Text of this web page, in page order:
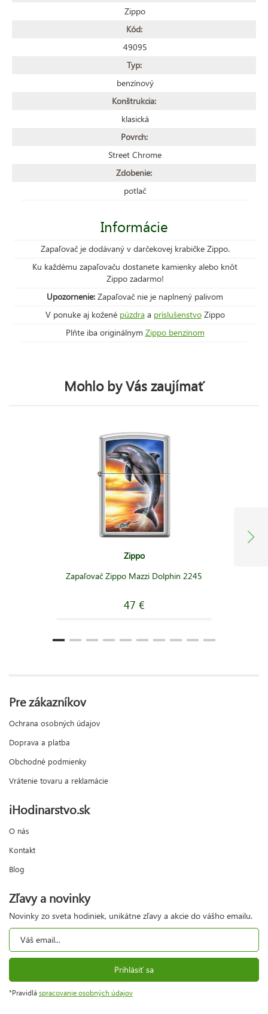
Zippo
Kód:
49095
Typ:
benzínový
Konštrukcia:
klasická
Povrch:
Street Chrome
Zdobenie:
potlač
Informácie
Zapaľovač je dodávaný v darčekovej krabičke Zippo.
Ku každému zapaľovaču dostanete kamienky alebo knôt
Zippo zadarmo!
Upozornenie: Zapaľovač nie je naplnený palivom
V ponuke aj kožené púzdraa príslušenstvoZippo
Plňte iba originálnym Zippo benzínom
Mohlo by Vás zaujímať
Zippo
Zapaľovač Zippo Mazzi Dolphin 2245
47 €
Pre zákazníkov
Ochrana osobných údajov
Doprava a platba
Obchodné podmienky
Vrátenie tovaru a reklamácie
iHodinarstvo.sk
O nás
Kontakt
Blog
Zľavy a novinky
Novinky zo sveta hodiniek, unikátne zľavy a akcie do vášho emailu.
Prihlásiť sa
*Pravidlá spracovanie osobných údajov